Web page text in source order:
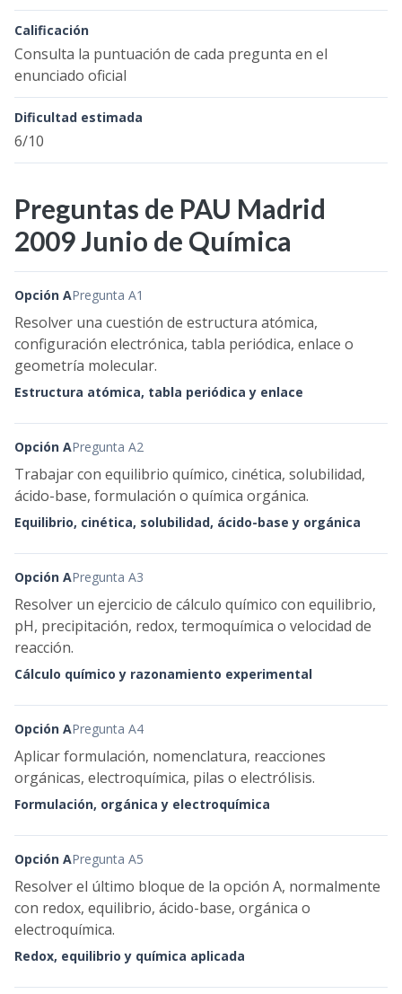
Calificación
Consulta la puntuación de cada pregunta en el
enunciado oficial
Dificultad estimada
6/10
Preguntas de PAU Madrid
2009 Junio de Química
Opción APregunta A1
Resolver una cuestión de estructura atómica,
configuración electrónica, tabla periódica, enlace o
geometría molecular.
Estructura atómica, tabla periódica y enlace
Opción APregunta A2
Trabajar con equilibrio químico, cinética, solubilidad,
ácido-base, formulación o química orgánica.
Equilibrio, cinética, solubilidad, ácido-base y orgánica
Opción APregunta A3
Resolver un ejercicio de cálculo químico con equilibrio,
pH, precipitación, redox, termoquímica o velocidad de
reacción.
Cálculo químico y razonamiento experimental
Opción APregunta A4
Aplicar formulación, nomenclatura, reacciones
orgánicas, electroquímica, pilas o electrólisis.
Formulación, orgánica y electroquímica
Opción APregunta A5
Resolver el último bloque de la opción A, normalmente
con redox, equilibrio, ácido-base, orgánica o
electroquímica.
Redox, equilibrio y química aplicada